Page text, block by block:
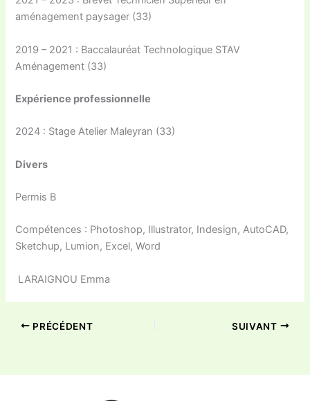
aménagement paysager (33)
2019 – 2021 : Baccalauréat Technologique STAV
Aménagement (33)
Expérience professionnelle
2024 : Stage Atelier Maleyran (33)
Divers
Permis B
Compétences : Photoshop, Illustrator, Indesign, AutoCAD,
Sketchup, Lumion, Excel, Word
LARAIGNOU Emma
PRÉCÉDENT SUIVANT